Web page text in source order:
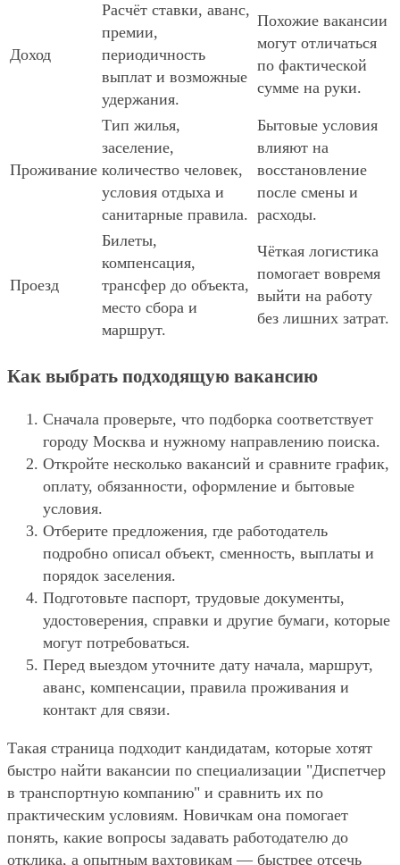
Доход
Расчёт ставки, аванс,
премии,
периодичность
выплат и возможные
удержания.
Похожие вакансии
могут отличаться
по фактической
сумме на руки.
Проживание
Тип жилья,
заселение,
количество человек,
условия отдыха и
санитарные правила.
Бытовые условия
влияют на
восстановление
после смены и
расходы.
Проезд
Билеты,
компенсация,
трансфер до объекта,
место сбора и
маршрут.
Чёткая логистика
помогает вовремя
выйти на работу
без лишних затрат.
Как выбрать подходящую вакансию
Сначала проверьте, что подборка соответствует
городу Москва и нужному направлению поиска.
Откройте несколько вакансий и сравните график,
оплату, обязанности, оформление и бытовые
условия.
Отберите предложения, где работодатель
подробно описал объект, сменность, выплаты и
порядок заселения.
Подготовьте паспорт, трудовые документы,
удостоверения, справки и другие бумаги, которые
могут потребоваться.
Перед выездом уточните дату начала, маршрут,
аванс, компенсации, правила проживания и
контакт для связи.
Такая страница подходит кандидатам, которые хотят
быстро найти вакансии по специализации "Диспетчер
в транспортную компанию" и сравнить их по
практическим условиям. Новичкам она помогает
понять, какие вопросы задавать работодателю до
отклика, а опытным вахтовикам — быстрее отсечь